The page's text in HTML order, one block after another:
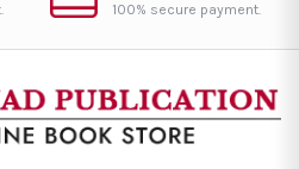
100% secure payment.